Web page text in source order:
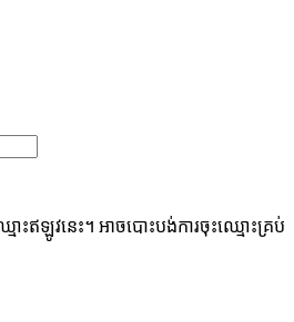
ឥឡូវនេះ។ អាចបោះបង់ការចុះឈ្មោះគ្រប់